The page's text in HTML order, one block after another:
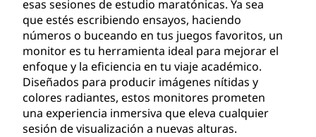
esas sesiones de estudio maratónicas. Ya sea
que estés escribiendo ensayos, haciendo
números o buceando en tus juegos favoritos, un
monitor es tu herramienta ideal para mejorar el
enfoque y la eficiencia en tu viaje académico.
Diseñados para producir imágenes nítidas y
colores radiantes, estos monitores prometen
una experiencia inmersiva que eleva cualquier
sesión de visualización a nuevas alturas.